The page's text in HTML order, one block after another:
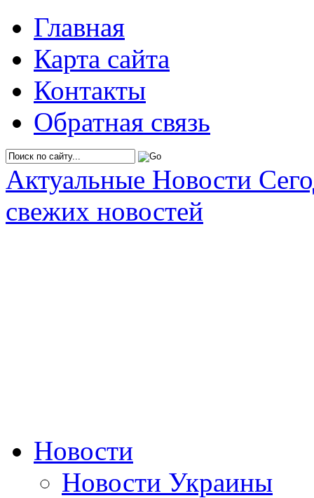
Главная
Карта сайта
Контакты
Обратная связь
Актуальные Новости
свежих новостей
Новости
Новости Украины